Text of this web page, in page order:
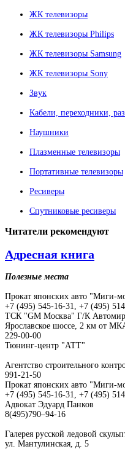
ЖК телевизоры
ЖК телевизоры Philips
ЖК телевизоры Samsung
ЖК телевизоры Sony
Звук
Кабели, переходники,
Наушники
Плазменные телевизоры
Портативные телевизоры
Ресиверы
Спутниковые ресиверы
Читатели рекомендуют
Адресная книга
Полезные места
Прокат японских авто "Миги-
+7 (495) 545-16-31, +7 (495)
ТСК "GM Москва" Г/К
Ярославское шоссе, 2 км от
229-00-00
Тюнинг-центр "АТТ"
Агентство строительного
991-21-50
Прокат японских авто "Миги-
+7 (495) 545-16-31, +7 (495)
Адвокат Эдуард Панков
8(495)790–94-16
Галерея русской ледовой
ул. Мантулинская, д. 5